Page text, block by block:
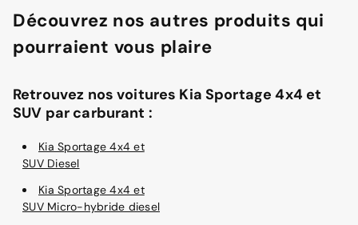
Découvrez nos autres produits qui
pourraient vous plaire
Retrouvez nos voitures Kia Sportage 4x4 et
SUV par carburant :
Kia Sportage 4x4 et
SUV Diesel
Kia Sportage 4x4 et
SUV Micro-hybride diesel